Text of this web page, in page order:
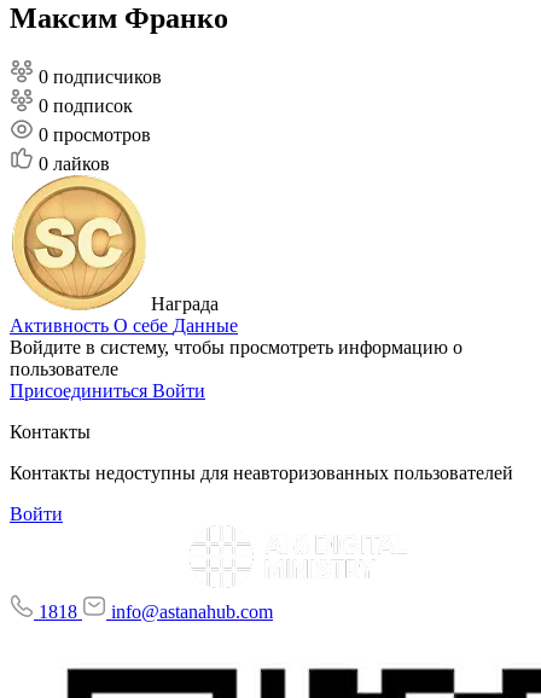
Максим Франко
0 подписчиков
0 подписок
0 просмотров
0 лайков
Награда
Активность О себе Данные
Войдите в систему, чтобы просмотреть информацию о
пользователе
Присоединиться Войти
Контакты
Контакты недоступны для неавторизованных пользователей
Войти
1818 info@astanahub.com